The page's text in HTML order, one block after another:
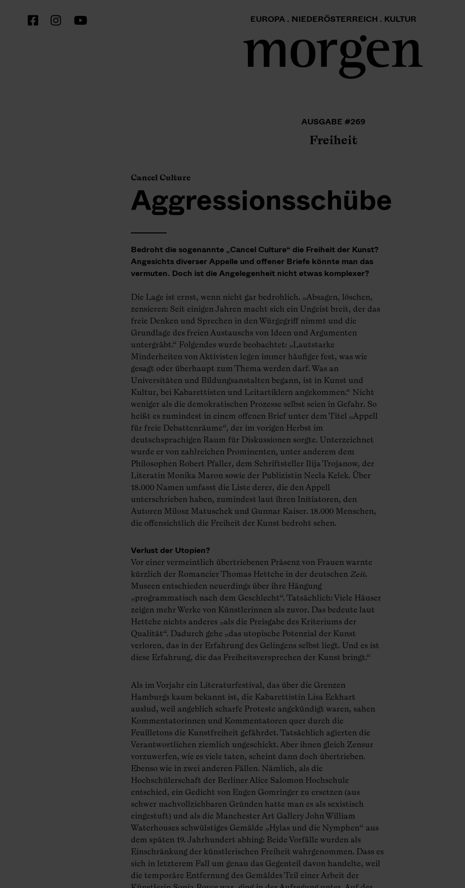
EUROPA . NIEDERÖSTERREICH . KULTUR
AUSGABE #269
Freiheit
Cancel Culture
Aggressionsschübe
Bedroht die sogenannte „Cancel Culture“ die Freiheit der Kunst?
Angesichts diverser Appelle und offener Briefe könnte man das
vermuten. Doch ist die Angelegenheit nicht etwas komplexer?
Die Lage ist ernst, wenn nicht gar bedrohlich. „Absagen, löschen,
zensieren: Seit einigen Jahren macht sich ein Ungeist breit, der das
freie Denken und Sprechen in den Würgegriff nimmt und die
Grundlage des freien Austauschs von Ideen und Argumenten
untergräbt.“ Folgendes wurde beobachtet: „Lautstarke
Minderheiten von Aktivisten legen immer häufiger fest, was wie
gesagt oder überhaupt zum Thema werden darf. Was an
Universitäten und Bildungsanstalten begann, ist in Kunst und
Kultur, bei Kabarettisten und Leitartiklern angekommen.“ Nicht
weniger als die demokratischen Prozesse selbst seien in Gefahr. So
heißt es zumindest in einem offenen Brief unter dem Titel „Appell
für freie Debattenräume“, der im vorigen Herbst im
deutschsprachigen Raum für Diskussionen sorgte. Unterzeichnet
wurde er von zahlreichen Prominenten, unter anderem dem
Philosophen Robert Pfaller, dem Schriftsteller Ilija Trojanow, der
Literatin Monika Maron sowie der Publizistin Necla Kelek. Über
18.000 Namen umfasst die Liste derer, die den Appell
unterschrieben haben, zumindest laut ihren Initiatoren, den
Autoren Milosz Matuschek und Gunnar Kaiser. 18.000 Menschen,
die offensichtlich die Freiheit der Kunst bedroht sehen.
Verlust der Utopien?
Vor einer vermeintlich übertriebenen Präsenz von Frauen warnte
kürzlich der Romancier Thomas Hettche in der deutschen Zeit.
Museen entschieden neuerdings über ihre Hängung
„programmatisch nach dem Geschlecht“. Tatsächlich: Viele Häuser
zeigen mehr Werke von Künstlerinnen als zuvor. Das bedeute laut
Hettche nichts anderes „als die Preisgabe des Kriteriums der
Qualität“. Dadurch gehe „das utopische Potenzial der Kunst
verloren, das in der Erfahrung des Gelingens selbst liegt. Und es ist
diese Erfahrung, die das Freiheitsversprechen der Kunst bringt.“
Als im Vorjahr ein Literaturfestival, das über die Grenzen
Hamburgs kaum bekannt ist, die Kabarettistin Lisa Eckhart
auslud, weil angeblich scharfe Proteste angekündigt waren, sahen
Kommentatorinnen und Kommentatoren quer durch die
Feuilletons die Kunstfreiheit gefährdet. Tatsächlich agierten die
Verantwortlichen ziemlich ungeschickt. Aber ihnen gleich Zensur
vorzuwerfen, wie es viele taten, scheint dann doch übertrieben.
Ebenso wie in zwei anderen Fällen. Nämlich, als die
Hochschülerschaft der Berliner Alice Salomon Hochschule
entschied, ein Gedicht von Eugen Gomringer zu ersetzen (aus
schwer nachvollziehbaren Gründen hatte man es als sexistisch
eingestuft) und als die Manchester Art Gallery John William
Waterhouses schwülstiges Gemälde „Hylas und die Nymphen“ aus
dem späten 19. Jahrhundert abhing: Beide Vorfälle wurden als
Einschränkung der künstlerischen Freiheit wahrgenommen. Dass es
sich in letzterem Fall um genau das Gegenteil davon handelte, weil
die temporäre Entfernung des Gemäldes Teil einer Arbeit der